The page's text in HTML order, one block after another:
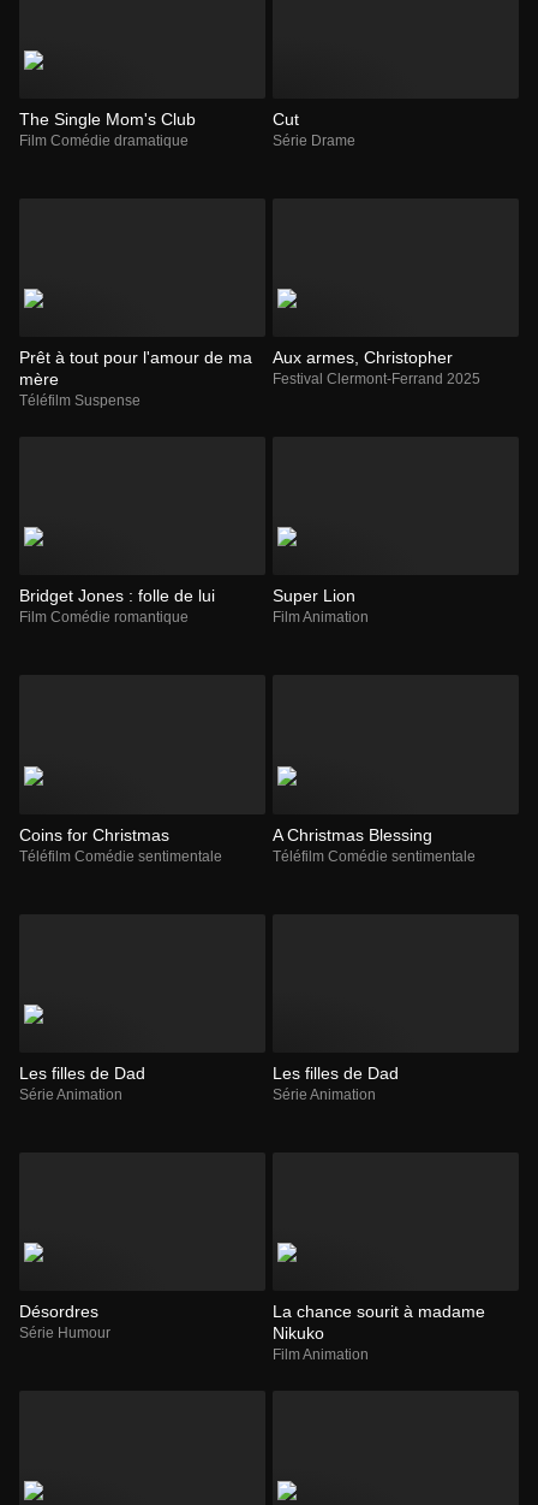
The Single Mom's Club
Film Comédie dramatique
Cut
Série Drame
Prêt à tout pour l'amour de ma
mère
Téléfilm Suspense
Aux armes, Christopher
Festival Clermont-Ferrand 2025
Bridget Jones : folle de lui
Film Comédie romantique
Super Lion
Film Animation
Coins for Christmas
Téléfilm Comédie sentimentale
A Christmas Blessing
Téléfilm Comédie sentimentale
Les filles de Dad
Série Animation
Les filles de Dad
Série Animation
Désordres
Série Humour
La chance sourit à madame
Nikuko
Film Animation